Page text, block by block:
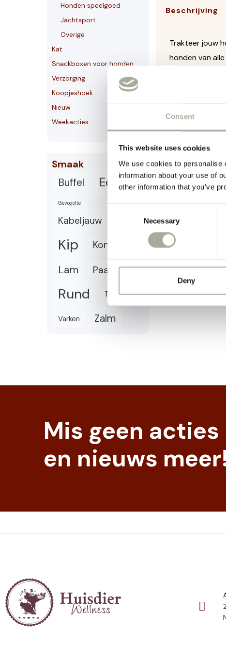
Consent
This website uses cookies
We use cookies to personalise
information about your use of
other information that you’ve
Necessary
Deny
Honden speelgoed
Jachtsport
Overige
Kat
Snackboxen voor honden
Verzorging
Koopjeshoek
Nieuw
Weekacties
Smaak
Buffel Eend
Gevogelte
Kabeljauw
Kip Konijn
Lam Paard
Rund Tonijn
Varken Zalm
Beschrijving
Trakteer jouw
honden van
snackoptie. Ze
puur en
Handige
Mis geen acties
en nieuws